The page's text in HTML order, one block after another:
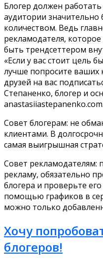
Блогер должен
аудитории
количеством. Ведь
рекламодателя,
быть трендсеттером
«Если у вас стоит цель
лучше попросите ваших
друзей на вас
Степаненко, блогер и
anastasiiastepanenko.com.
Совет блогерам: не
клиентами. В
самая выигрышная
Совет рекламодателям:
рекламу, обязательно
блогера и проверьте
помощью графиков в
можно только
Хочу
блогеров!